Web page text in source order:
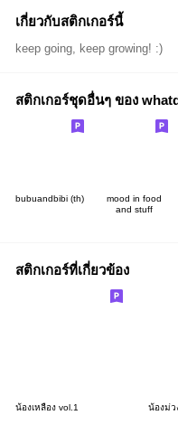
เกี่ยวกับสติกเกอร์นี้
keep going, keep growing! :)
สติกเกอร์ชุดอื่นๆ ของ
bubuandbibi (th)
mood in food
and stuff
สติกเกอร์ที่เกี่ยวข้อง
น้องเหลือง vol.1